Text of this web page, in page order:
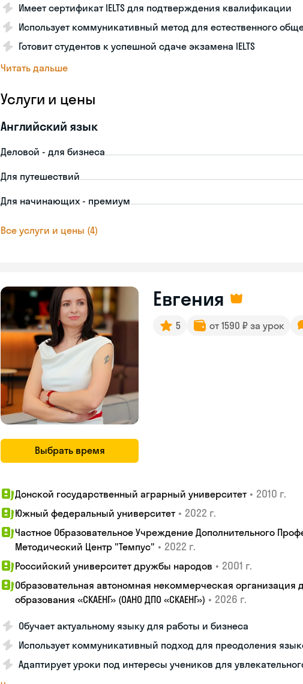
Имеет сертификат IELTS для подтверждения квалификации
Использует коммуникативный метод для естественного
Готовит студентов к успешной сдаче экзамена IELTS
Читать дальше
Услуги и цены
Английский язык
Деловой - для бизнеса
Для путешествий
Для начинающих - премиум
Все услуги и цены (4)
Выбрать время
Евгения
5 от 1590 ₽ за урок
Донской государственный аграрный университет • 2010 г.
Южный федеральный университет • 2022 г.
Частное Образовательное Учреждение Дополнительного
Методический Центр "Темпус" • 2022 г.
Российский университет дружбы народов • 2001 г.
Образовательная автономная некоммерческая организация
образования «СКАЕНГ» (ОАНО ДПО «СКАЕНГ») • 2026 г.
Обучает актуальному языку для работы и бизнеса
Использует коммуникативный подход для преодоления
Адаптирует уроки под интересы учеников для